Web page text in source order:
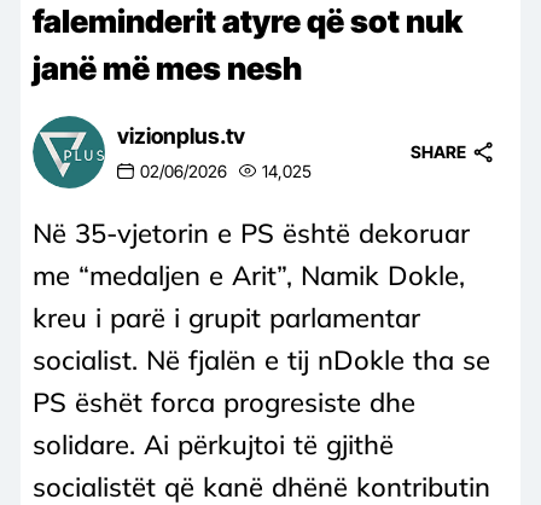
faleminderit atyre që sot nuk
janë më mes nesh
vizionplus.tv
02/06/2026 14,025
SHARE
Në 35-vjetorin e PS është dekoruar
me “medaljen e Arit”, Namik Dokle,
kreu i parë i grupit parlamentar
socialist. Në fjalën e tij nDokle tha se
PS ëshët forca progresiste dhe
solidare. Ai përkujtoi të gjithë
socialistët që kanë dhënë kontributin